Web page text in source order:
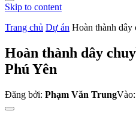
Skip to content
Trang chủ Dự án Hoàn thành dây
Hoàn thành dây
Phú Yên
Đăng bởi: Phạm Văn Trung